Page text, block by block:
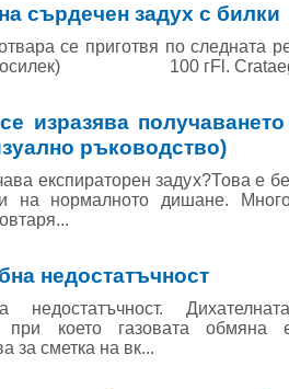
сърдечен задух с билки
се приготвя по следната
босилек) 100 гFl. Crataegi
изразява
ръководство)
експираторен задух?Това е
на нормалното дишане.
недостатъчност
недостатъчност.
при което газовата
за сметка на вк...